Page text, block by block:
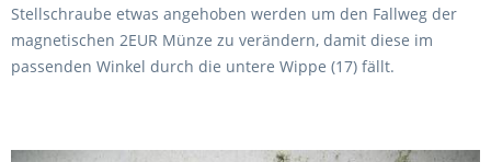
Stellschraube etwas angehoben werden um den Fallweg der
magnetischen 2EUR Münze zu verändern, damit diese im
passenden Winkel durch die untere Wippe (17) fällt.